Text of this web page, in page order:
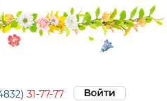
31-77-77 Войти